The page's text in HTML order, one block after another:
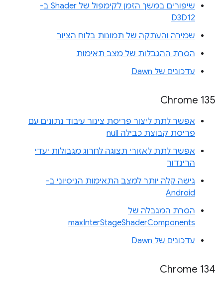
שיפורים במשך הזמן לקימפול של Shader ב-
D3D12
שמירה והעתקה של תמונות בלוח הציור
הסרת ההגבלות של מצב תאימות
עדכונים של Dawn
Chrome 135
אפשר לתת ליצור פריסת צינור עיבוד נתונים עם
פריסת קבוצת כבילה null
אפשר לתת לאזורי תצוגה לחרוג מגבולות יעדי
הרינדור
גישה קלה יותר למצב התאימות הניסיוני ב-
Android
הסרת המגבלה של
maxInterStageShaderComponents
עדכונים של Dawn
Chrome 134